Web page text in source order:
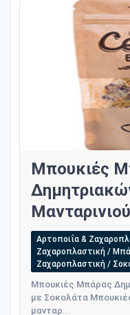
Μπουκιές
Αρτοποιΐα &
Ζαχαροπλαστική /
Ζαχαροπλαστική /
Μπουκιές Μπάρας
με Σοκολάτα
μανταρ...